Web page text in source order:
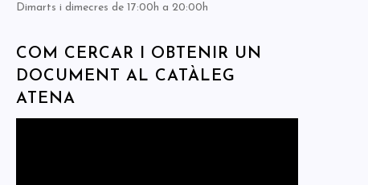
Dimarts i dimecres de 17:00h a 20:00h
COM CERCAR I OBTENIR UN
DOCUMENT AL CATÀLEG
ATENA